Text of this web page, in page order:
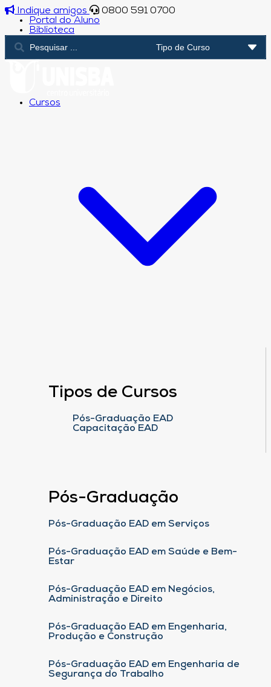
Indique amigos
0800 591 0700
Portal do Aluno
Biblioteca
Cursos
Tipos de Cursos
Pós-Graduação EAD
Capacitação EAD
Pós-Graduação
Pós-Graduação EAD em Serviços
Pós-Graduação EAD em Saúde e Bem-
Estar
Pós-Graduação EAD em Negócios,
Administração e Direito
Pós-Graduação EAD em Engenharia,
Produção e Construção
Pós-Graduação EAD em Engenharia de
Segurança do Trabalho